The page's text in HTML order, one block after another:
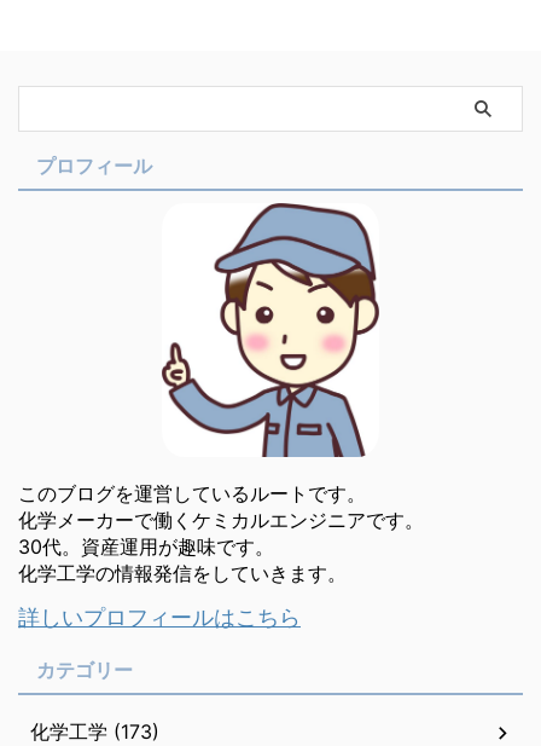
プロフィール
このブログを運営しているルートです。
化学メーカーで働くケミカルエンジニアです。
30代。資産運用が趣味です。
化学工学の情報発信をしていきます。
詳しいプロフィールはこちら
カテゴリー
化学工学 (173)